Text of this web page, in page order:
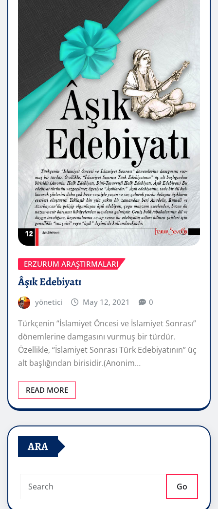
ERZURUM ARAŞTIRMALARI
Âşık Edebiyatı
yönetici May 12, 2021 0
Türkçenin “İslamiyet Öncesi ve İslamiyet Sonrası”
dönemlerine damgasını vurmuş bir türdür.
Özellikle, “İslamiyet Sonrası Türk Edebiyatının” üç
alt başlığından birisidir.(Anonim…
READ MORE
ARA
Go